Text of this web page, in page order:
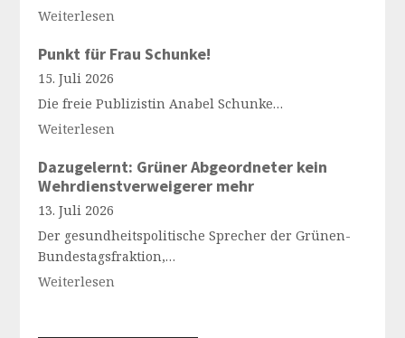
Weiterlesen
Punkt für Frau Schunke!
15. Juli 2026
Die freie Publizistin Anabel Schunke…
Weiterlesen
Dazugelernt: Grüner Abgeordneter kein
Wehrdienstverweigerer mehr
13. Juli 2026
Der gesundheitspolitische Sprecher der Grünen-
Bundestagsfraktion,…
Weiterlesen